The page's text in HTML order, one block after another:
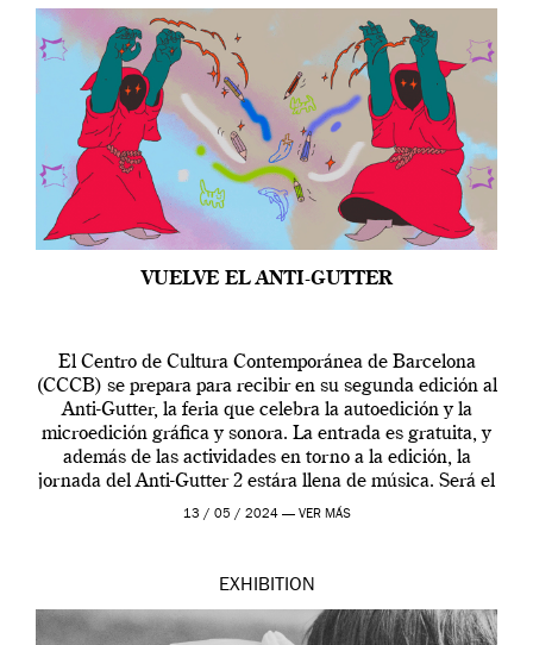
VUELVE EL ANTI-GUTTER
El Centro de Cultura Contemporánea de Barcelona
(CCCB) se prepara para recibir en su segunda edición al
Anti-Gutter, la feria que celebra la autoedición y la
microedición gráfica y sonora. La entrada es gratuita, y
además de las actividades en torno a la edición, la
jornada del Anti-Gutter 2 estára llena de música. Será el
[…]
13 / 05 / 2024 — VER MÁS
EXHIBITION